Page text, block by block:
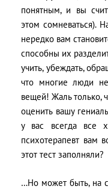
понятным, и вы
этом сомневаться).
нередко вам
способны их
учить, убеждать,
что многие люди
вещей! Жаль только,
оценить вашу
у вас всегда все
психотерапевт вам
этот тест заполняли?
…Но может быть, на